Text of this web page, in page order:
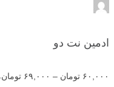
ادمین نت دو
۶۰,۰۰۰ تومان – ۶۹,۰۰۰ تومان